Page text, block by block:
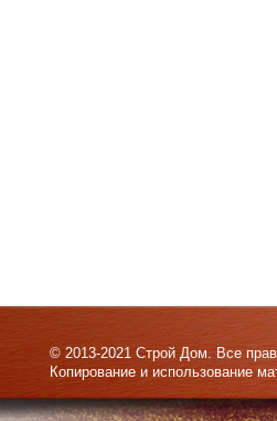
© 2013-2021 Строй Дом. Все
Копирование и использование